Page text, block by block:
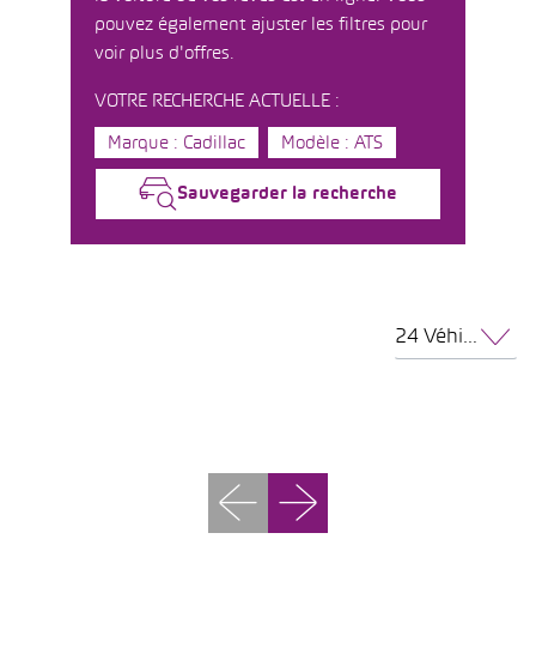
pouvez également ajuster les filtres pour
voir plus d'offres.
VOTRE RECHERCHE ACTUELLE :
Marque : Cadillac Modèle : ATS
Sauvegarder la recherche
24 Véhicules par page